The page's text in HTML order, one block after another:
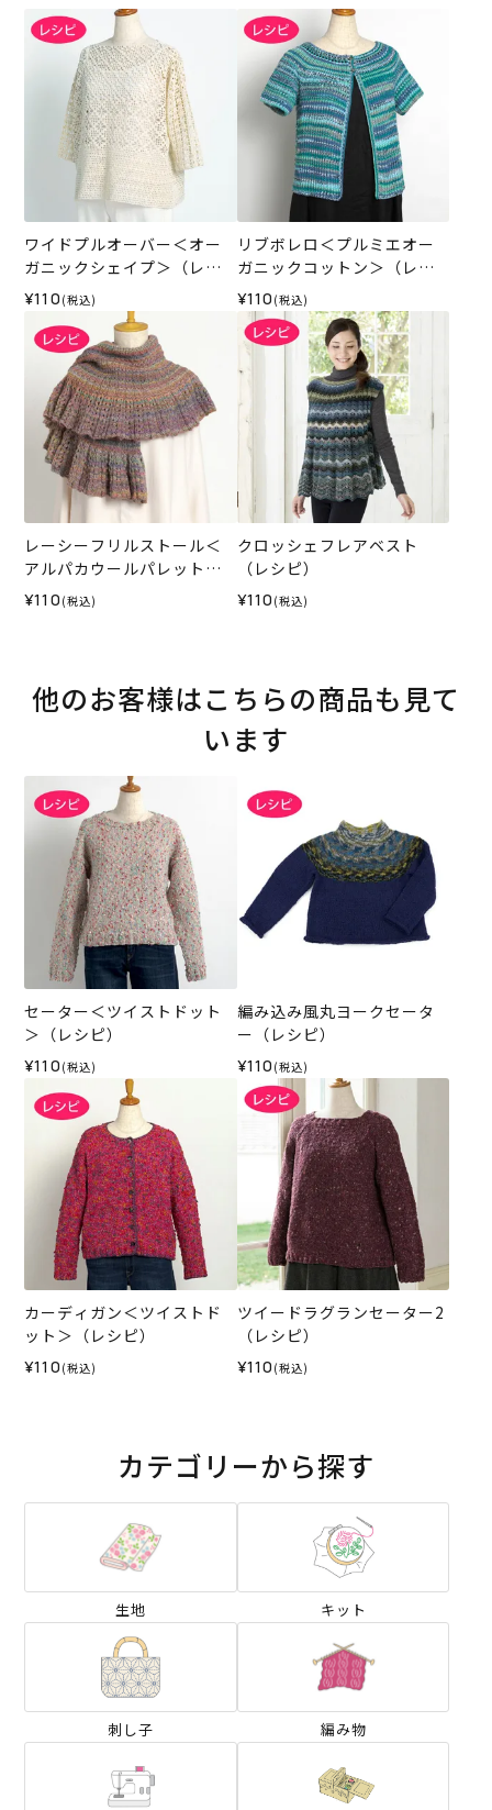
ワイドプルオーバー＜オー
ガニックシェイプ＞（レシ
ピ）
¥110 (税込)
リブボレロ＜プルミエオー
ガニックコットン＞（レシ
ピ）
¥110 (税込)
レーシーフリルストール＜
アルパカウールパレット＞
（レシピ）
¥110 (税込)
クロッシェフレアベスト
（レシピ）
¥110 (税込)
他のお客様はこちらの商品も見て
います
セーター＜ツイストドット
＞（レシピ）
¥110 (税込)
編み込み風丸ヨークセータ
ー（レシピ）
¥110 (税込)
カーディガン＜ツイストド
ット＞（レシピ）
¥110 (税込)
ツイードラグランセーター2
（レシピ）
¥110 (税込)
カテゴリーから探す
生地 キット
刺し子 編み物